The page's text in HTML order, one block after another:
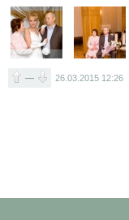
— 26.03.2015 12:26